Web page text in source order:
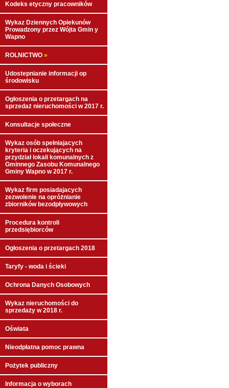
Kodeks etyczny pracowników
Wykaz Dziennych Opiekunów
Prowadzony przez Wójta Gmin y
Wapno
ROLNICTWO »
Udostepnianie informacji op
środowisku
Ogłoszenia o przetargach na
sprzedaż nieruchomości w 2017 r.
Konsultacje społeczne
Wykaz osób spełniajacych
kryteria i oczekujących na
przydział lokali komunalnych z
Gminnego Zasobu Komunalnego
Gminy Wapno w 2017 r.
Wykaz firm posiadajacych
zezwolenie na opróżnianie
zbiorników bezodpływowych
Procedura kontroli
przedsiębiorców
Ogłoszenia o przetargach 2018
Taryfy - woda i ścieki
Ochrona Danych Osobowych
Wykaz nieruchomości do
sprzedaży w 2018 r.
Oświata
Nieodpłatna pomoc prawna
Pożytek publiczny
Informacja o wyborach